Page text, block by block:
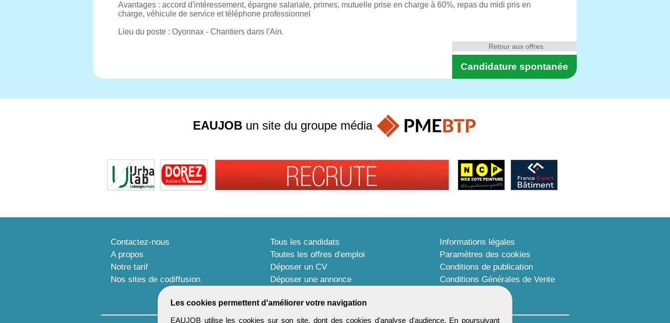
Avantages : accord d'intéressement, épargne salariale, primes, mutuelle prise en charge à 60%, repas du midi pris en
charge, véhicule de service et téléphone professionnel
Lieu du poste : Oyonnax - Chantiers dans l'Ain.
Candidature spontanée
Retour aux offres
Les cookies permettent d'améliorer votre navigation
EAUJOB utilise les cookies sur son site, dont des cookies d'analyse d'audience. En poursuivant
EAUJOB un site du groupe média
Contactez-nous
A propos
Notre tarif
Nos sites de codiffusion
Tous les candidats
Toutes les offres d'emploi
Déposer un CV
Déposer une annonce
Informations légales
Paramètres des cookies
Conditions de publication
Conditions Générales de Vente